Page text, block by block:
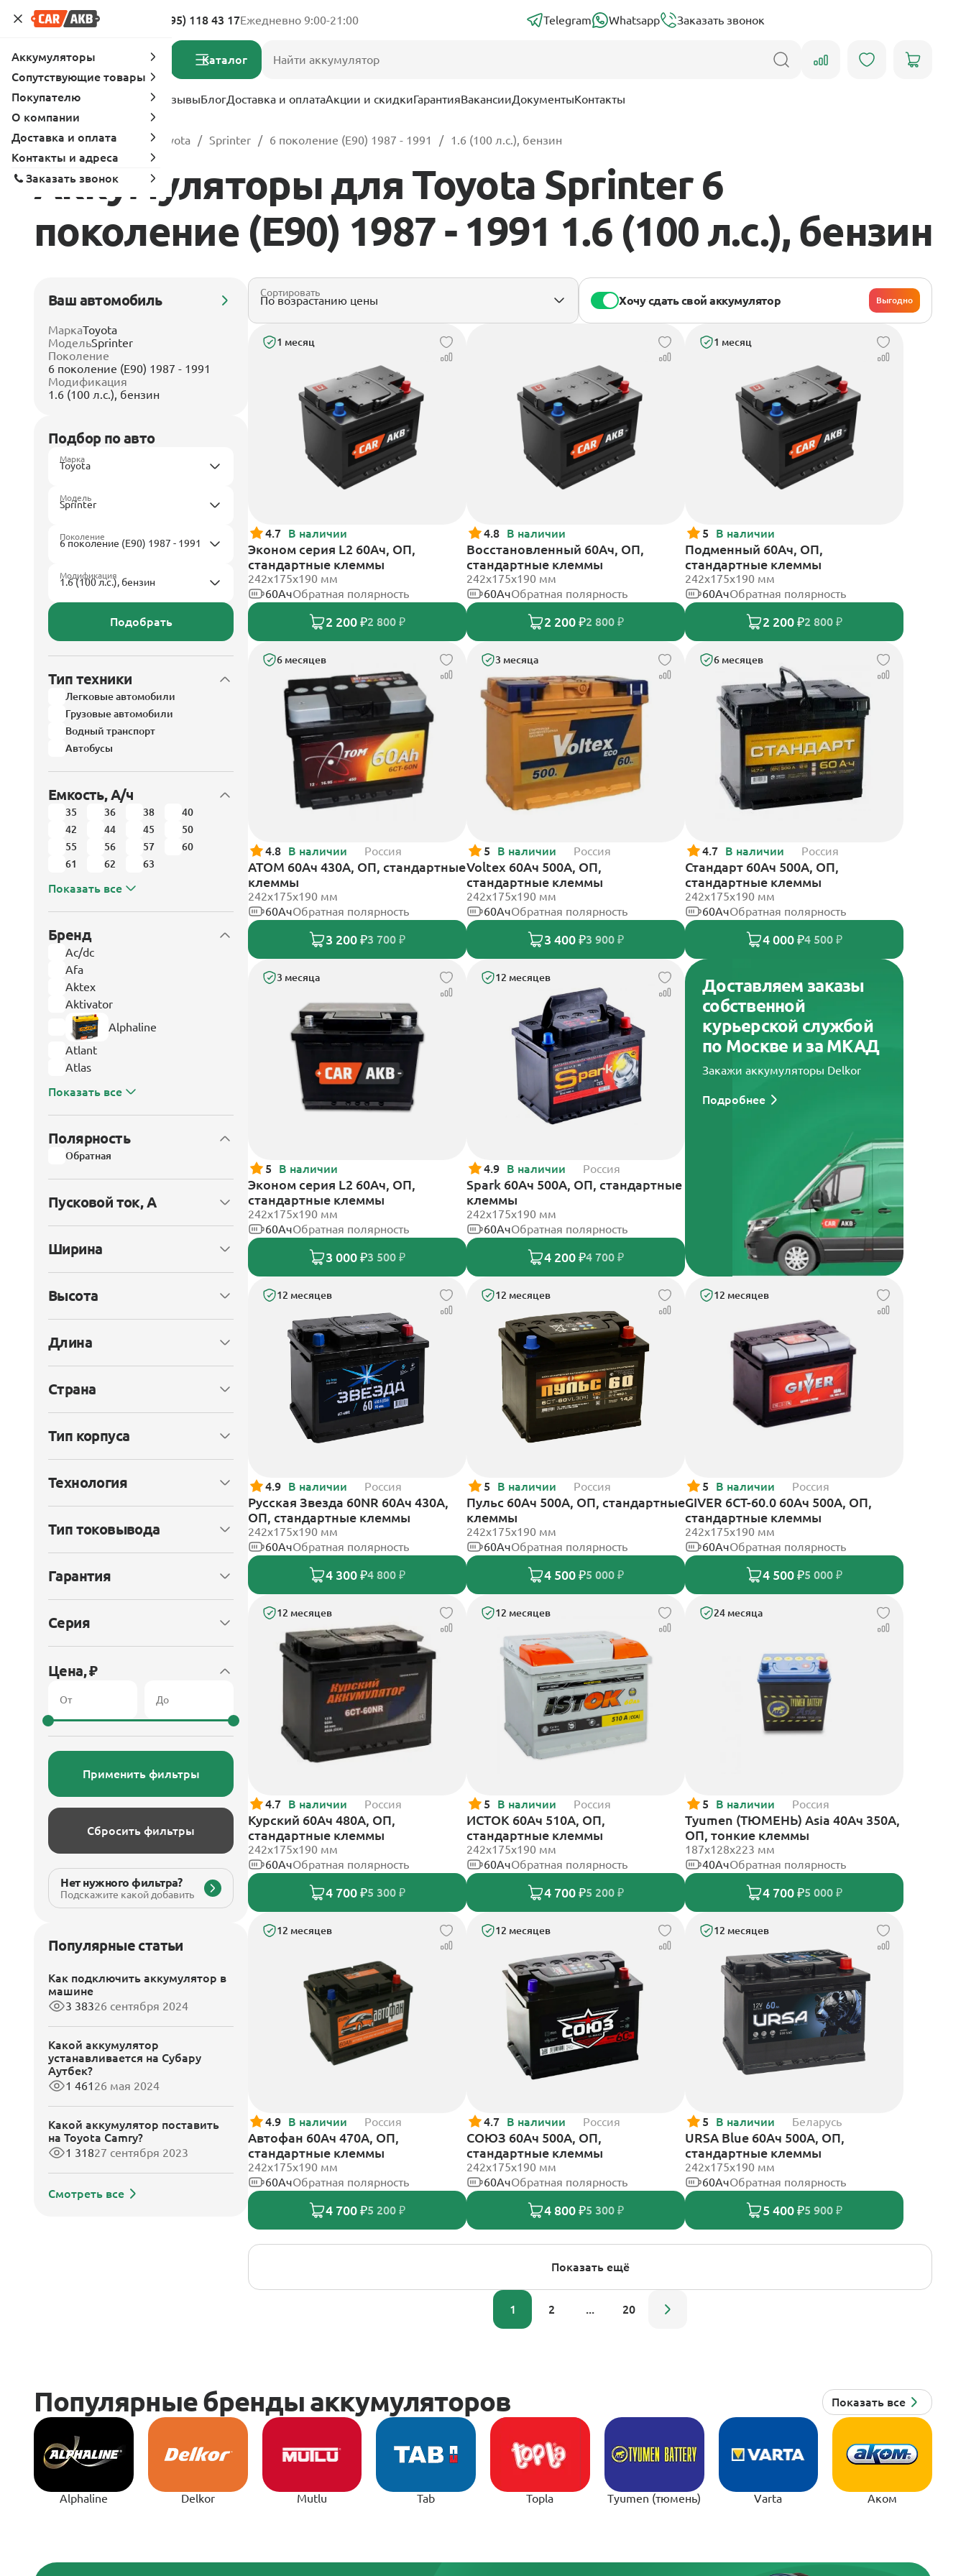
Адреса магазинов 8 (495) 118 43 17Ежедневно 9:00-21:00 Telegram Whatsapp Заказать звонок
Каталог
Услуги Вопрос-ответ ОтзывыБлогДоставка и оплатаАкции и скидкиГарантияВакансииДокументыКонтакты
Главная Каталог Toyota Sprinter 6 поколение (E90) 1987 - 1991 1.6 (100 л.с.), бензин
Аккумуляторы для Toyota Sprinter 6
поколение (E90) 1987 - 1991 1.6 (100 л.с.), бензин
Ваш автомобиль
МаркаToyota
МодельSprinter
Поколение
6 поколение (E90) 1987 - 1991
Модификация
1.6 (100 л.с.), бензин
Подбор по авто
Марка
Модель
Поколение
Модификация
Подобрать
Тип техники
Легковые автомобили
Грузовые автомобили
Водный транспорт
Автобусы
Емкость, А/ч
35 36 38
40
42
44 45
50
55
56 57
60
61
62 63
Показать все
Бренд
Ac/dc
Afa
Aktex
Aktivator
Alphaline
Atlant
Atlas
Показать все
Полярность
Обратная
Пусковой ток, А
Ширина
Высота
Длина
Страна
Тип корпуса
Технология
Тип токовывода
Гарантия
Серия
Цена, ₽
Применить фильтры
Сбросить фильтры
Нет нужного фильтра?
Подскажите какой добавить
Популярные статьи
Как подключить аккумулятор в
машине
3 38326 сентября 2024
Какой аккумулятор
устанавливается на Субару
Аутбек?
1 461 26 мая 2024
Какой аккумулятор поставить
на Toyota Camry?
1 31827 сентября 2023
Смотреть все
Сортировать
Хочу сдать свой аккумулятор Выгодно
1 месяц
4.7 В наличии
Эконом серия L2 60Ач, ОП,
стандартные клеммы
242х175х190 мм
60АчОбратная полярность
2 200 ₽2 800 ₽
4.8 В наличии
Восстановленный 60Ач, ОП,
стандартные клеммы
242х175х190 мм
60АчОбратная полярность
2 200 ₽2 800 ₽
1 месяц
5 В наличии
Подменный 60Ач, ОП,
стандартные клеммы
242х175х190 мм
60АчОбратная полярность
2 200 ₽2 800 ₽
6 месяцев
4.8 В наличии Россия
АТОМ 60Ач 430А, ОП, стандартные
клеммы
242х175х190 мм
60АчОбратная полярность
3 200 ₽3 700 ₽
3 месяца
5 В наличии Россия
Voltex 60Ач 500А, ОП,
стандартные клеммы
242х175х190 мм
60АчОбратная полярность
3 400 ₽3 900 ₽
6 месяцев
4.7 В наличии Россия
Стандарт 60Ач 500А, ОП,
стандартные клеммы
242x175x190 мм
60АчОбратная полярность
4 000 ₽4 500 ₽
3 месяца
5 В наличии
Эконом серия L2 60Ач, ОП,
стандартные клеммы
242х175х190 мм
60АчОбратная полярность
3 000 ₽3 500 ₽
12 месяцев
4.9 В наличии Россия
Spark 60Ач 500А, ОП, стандартные
клеммы
242х175х190 мм
60АчОбратная полярность
4 200 ₽4 700 ₽
Доставляем заказы
собственной
курьерской службой
по Москве и за МКАД
Закажи аккумуляторы Delkor
Подробнее
12 месяцев
4.9 В наличии Россия
Русская Звезда 60NR 60Ач 430А,
ОП, стандартные клеммы
242x175x190 мм
60АчОбратная полярность
4 300 ₽4 800 ₽
12 месяцев
5 В наличии Россия
Пульс 60Ач 500А, ОП, стандартные
клеммы
242x175x190 мм
60АчОбратная полярность
4 500 ₽5 000 ₽
12 месяцев
5 В наличии Россия
GIVER 6СТ-60.0 60Ач 500А, ОП,
стандартные клеммы
242х175х190 мм
60АчОбратная полярность
4 500 ₽5 000 ₽
12 месяцев
4.7 В наличии Россия
Курский 60Ач 480А, ОП,
стандартные клеммы
242x175x190 мм
60АчОбратная полярность
4 700 ₽5 300 ₽
12 месяцев
5 В наличии Россия
ИСТОК 60Ач 510А, ОП,
стандартные клеммы
242x175x190 мм
60АчОбратная полярность
4 700 ₽5 200 ₽
24 месяца
5 В наличии Россия
Tyumen (ТЮМЕНЬ) Asia 40Ач 350А,
ОП, тонкие клеммы
187х128х223 мм
40АчОбратная полярность
4 700 ₽5 000 ₽
12 месяцев
4.9 В наличии Россия
Автофан 60Ач 470А, ОП,
стандартные клеммы
242х175х190 мм
60АчОбратная полярность
4 700 ₽5 200 ₽
12 месяцев
4.7 В наличии Россия
СОЮЗ 60Ач 500А, ОП,
стандартные клеммы
242x175x190 мм
60АчОбратная полярность
4 800 ₽5 300 ₽
12 месяцев
5 В наличии Беларусь
URSA Blue 60Ач 500А, ОП,
стандартные клеммы
242х175х190 мм
60АчОбратная полярность
5 400 ₽5 900 ₽
Показать ещё
1 2 ... 20
Alphaline Delkor Mutlu Tab Topla Tyumen (тюмень) Varta Аком
Аккумуляторы
Сопутствующие товары
Покупателю
О компании
Доставка и оплата
Контакты и адреса
Заказать звонок